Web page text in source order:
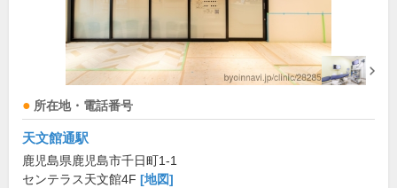
所在地・電話番号
天文館通駅
鹿児島県鹿児島市千日町1-1
センテラス天文館4F [地図]